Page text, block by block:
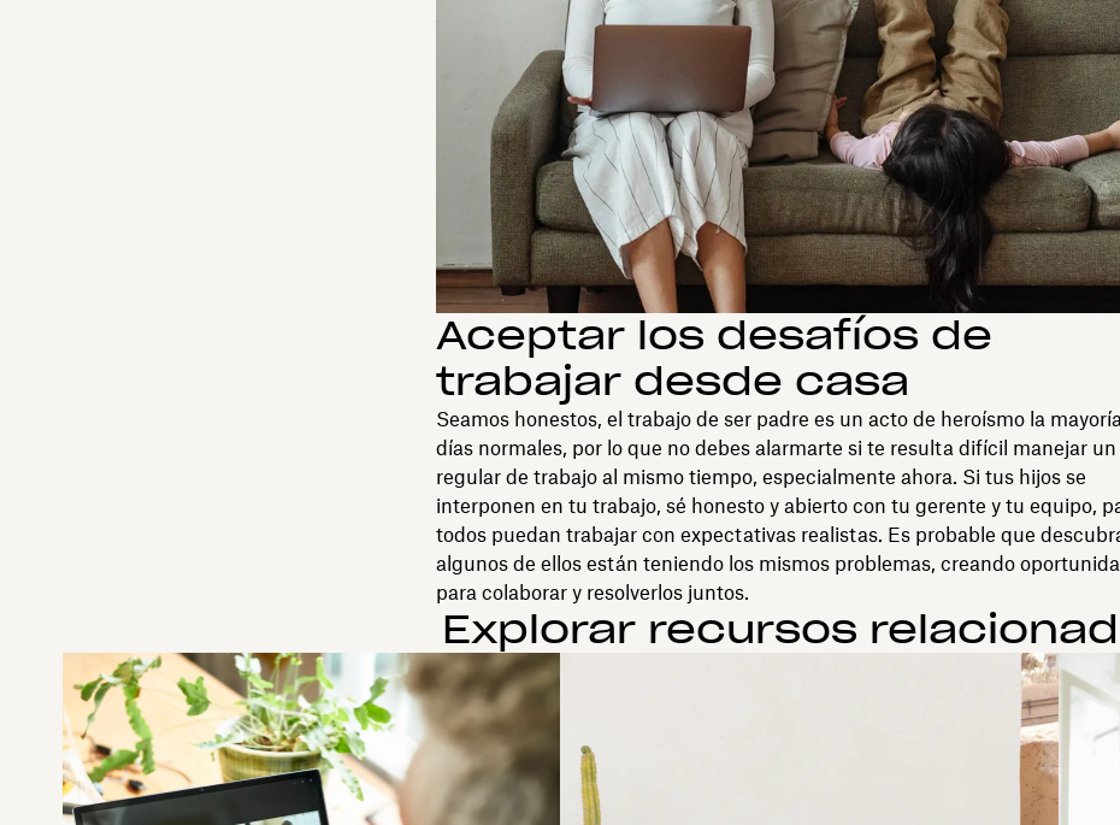
Aceptar los desafíos de
trabajar desde casa
Seamos honestos, el trabajo de ser padre es un acto de heroísmo la
días normales, por lo que no debes alarmarte si te resulta difícil manejar
regular de trabajo al mismo tiempo, especialmente ahora. Si tus hijos se
interponen en tu trabajo, sé honesto y abierto con tu gerente y tu equipo,
todos puedan trabajar con expectativas realistas. Es probable que
algunos de ellos están teniendo los mismos problemas, creando
para colaborar y resolverlos juntos.
Explorar recursos